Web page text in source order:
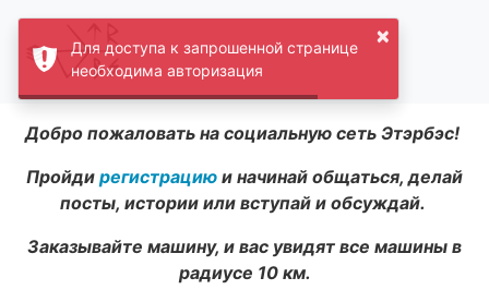
Добро пожаловать на социальную сеть Этэрбэс!
Пройди регистрацию и начинай общаться, делай
посты, истории или вступай и обсуждай.
Заказывайте машину, и вас увидят все машины в
радиусе 10 км.
×
Для доступа к запрошенной странице
необходима авторизация